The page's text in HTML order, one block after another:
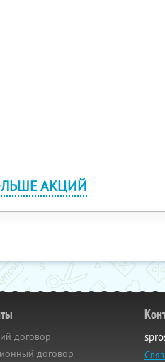
АКЦИЙ
договор
договор